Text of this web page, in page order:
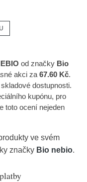
od značky Bio
akci za 67.60 Kč.
dostupnosti.
kupónu, pro
toto ocení nejeden
ve svém
značky Bio nebio.